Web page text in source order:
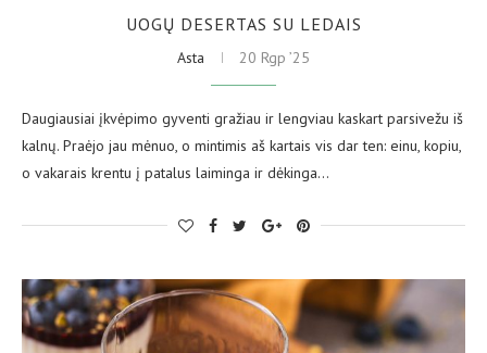
UOGŲ DESERTAS SU LEDAIS
Asta 20 Rgp ’25
Daugiausiai įkvėpimo gyventi gražiau ir lengviau kaskart parsivežu iš
kalnų. Praėjo jau mėnuo, o mintimis aš kartais vis dar ten: einu, kopiu,
o vakarais krentu į patalus laiminga ir dėkinga…